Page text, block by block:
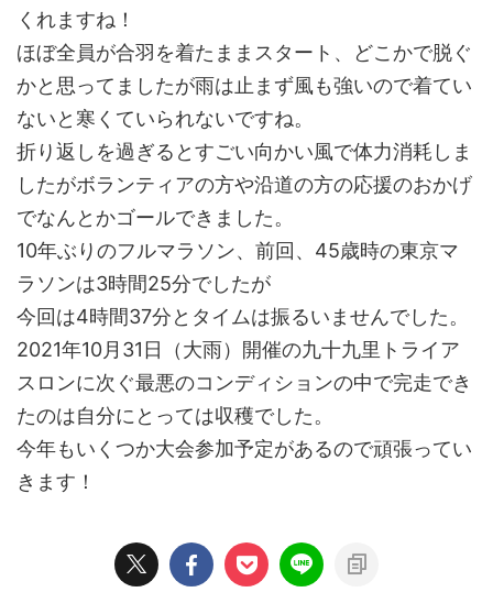
くれますね！
ほぼ全員が合羽を着たままスタート、どこかで脱ぐ
かと思ってましたが雨は止まず風も強いので着てい
ないと寒くていられないですね。
折り返しを過ぎるとすごい向かい風で体力消耗しま
したがボランティアの方や沿道の方の応援のおかげ
でなんとかゴールできました。
10年ぶりのフルマラソン、前回、45歳時の東京マ
ラソンは3時間25分でしたが
今回は4時間37分とタイムは振るいませんでした。
2021年10月31日（大雨）開催の九十九里トライア
スロンに次ぐ最悪のコンディションの中で完走でき
たのは自分にとっては収穫でした。
今年もいくつか大会参加予定があるので頑張ってい
きます！